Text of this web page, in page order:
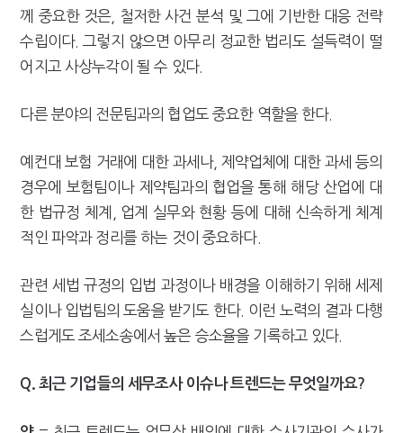
께 중요한 것은, 철저한 사건 분석 및 그에 기반한 대응 전략
수립이다. 그렇지 않으면 아무리 정교한 법리도 설득력이 떨
어지고 사상누각이 될 수 있다.
다른 분야의 전문팀과의 협업도 중요한 역할을 한다.
예컨대 보험 거래에 대한 과세나, 제약업체에 대한 과세 등의
경우에 보험팀이나 제약팀과의 협업을 통해 해당 산업에 대
한 법규정 체계, 업계 실무와 현황 등에 대해 신속하게 체계
적인 파악과 정리를 하는 것이 중요하다.
관련 세법 규정의 입법 과정이나 배경을 이해하기 위해 세제
실이나 입법팀의 도움을 받기도 한다. 이런 노력의 결과 다행
스럽게도 조세소송에서 높은 승소율을 기록하고 있다.
Q. 최근 기업들의 세무조사 이슈나 트렌드는 무엇일까요?